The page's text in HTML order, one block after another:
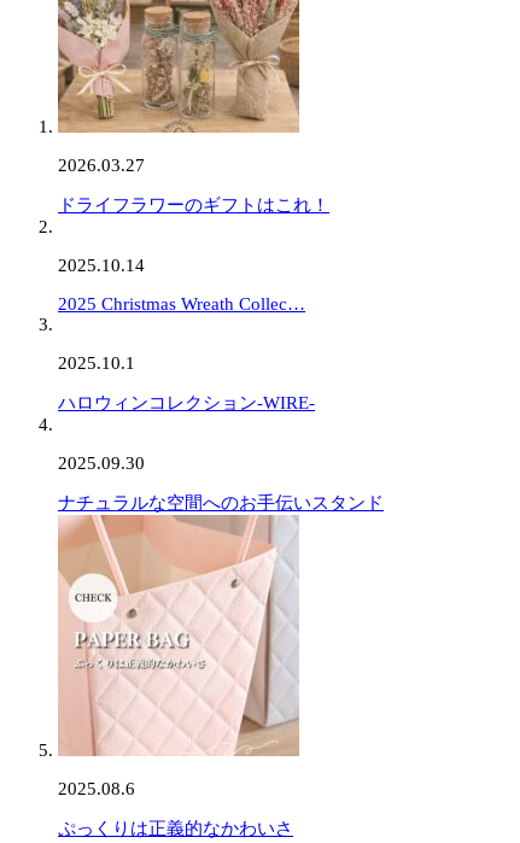
2026.03.27
ドライフラワーのギフトはこれ！
2025.10.14
2025 Christmas Wreath Collec…
2025.10.1
ハロウィンコレクション-WIRE-
2025.09.30
ナチュラルな空間へのお手伝いスタンド
2025.08.6
ぷっくりは正義的なかわいさ